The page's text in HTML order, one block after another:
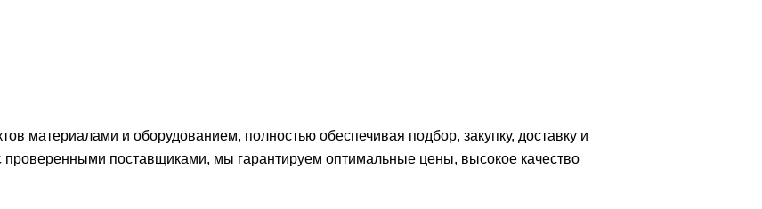
материалами и оборудованием, полностью обеспечивая подбор, закупку, доставку и
проверенными поставщиками, мы гарантируем оптимальные цены, высокое качество